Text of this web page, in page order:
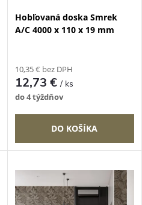
Hobľovaná doska Smrek
A/C 4000 x 110 x 19 mm
10,35 € bez DPH
12,73 €/ ks
do 4 týždňov
DO KOŠÍKA